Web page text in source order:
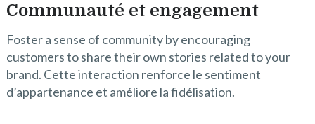
Communauté et engagement
Foster a sense of community by encouraging
customers to share their own stories related to your
brand. Cette interaction renforce le sentiment
d’appartenance et améliore la fidélisation.